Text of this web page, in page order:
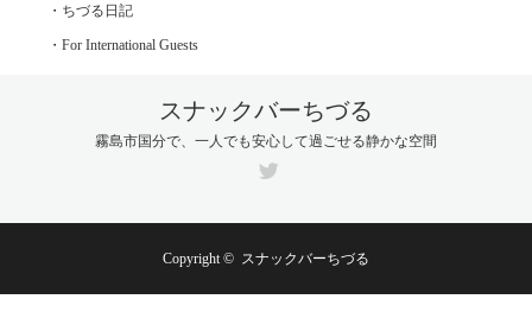
・ちづる日記
・For International Guests
スナックバーちづる
霧島市国分で、一人でも安心して過ごせる静かな空間
Copyright © スナックバーちづる